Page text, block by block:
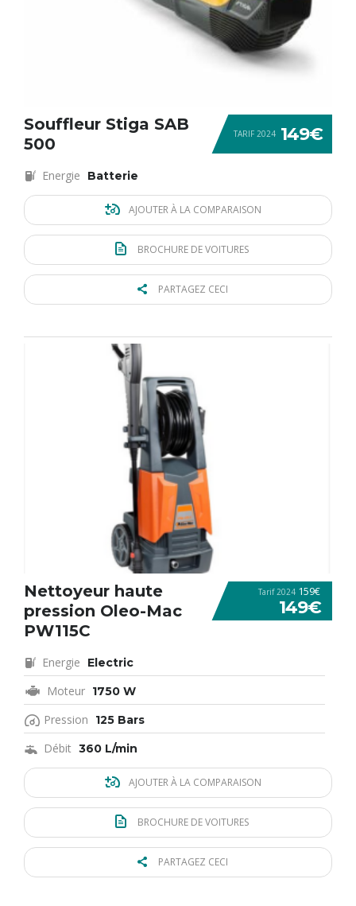
TARIF 2024 149€
Souffleur Stiga SAB
500
Energie Batterie
AJOUTER À LA COMPARAISON
BROCHURE DE VOITURES
PARTAGEZ CECI
Tarif 2024 159€
149€
Nettoyeur haute
pression Oleo-Mac
PW115C
Energie Electric
Moteur 1750 W
Pression 125 Bars
Débit 360 L/min
AJOUTER À LA COMPARAISON
BROCHURE DE VOITURES
PARTAGEZ CECI